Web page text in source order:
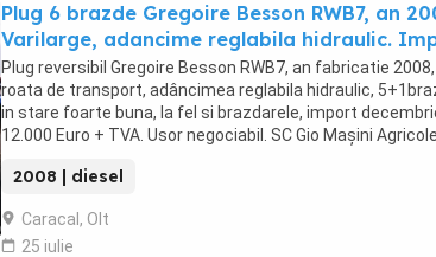
Plug 6 brazde Gregoire Besson RWB7, an
Varilarge, adancime reglabila hidraulic.
Plug reversibil Gregoire Besson RWB7, an fabricatie
roata de transport, adâncimea reglabila hidraulic,
in stare foarte buna, la fel si brazdarele, import
12.000 Euro + TVA. Usor negociabil. SC Gio Maşini
2008 | diesel
Caracal, Olt
25 iulie